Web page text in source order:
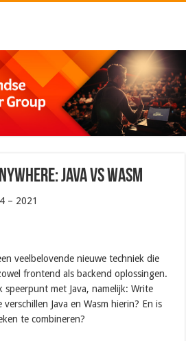
Java vs Wasm
– 2021
veelbelovende nieuwe techniek die
frontend als backend oplossingen.
speerpunt met Java, namelijk: Write
Java en Wasm hierin? En is
te combineren?